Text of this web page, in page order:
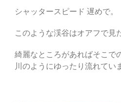
シャッタースピード 遅めで。
このような渓谷はオアフで見
綺麗なところがあればそこ
川のようにゆったり流れてい